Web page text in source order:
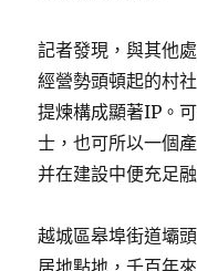
記者發現，與其他
經營勢頭頓起的村
提煉構成顯著IP。
士，也可所以一個
并在建設中便充足融
越城區皋埠街道壩
居地點地，千百年